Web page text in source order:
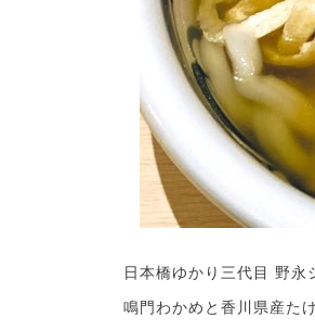
日本橋ゆかり三代目 野永
鳴門わかめと香川県産た